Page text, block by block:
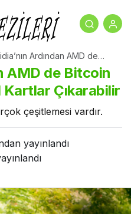
Ardından AMD de
Madenciliğine Özel
Çıkarabilir
AMD de Bitcoin
Çıkarabilir
çeşitlemesi vardır.
yayınlandı
+ 0